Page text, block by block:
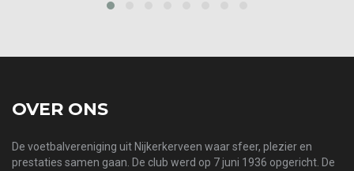
OVER ONS
De voetbalvereniging uit Nijkerkerveen waar sfeer, plezier en
prestaties samen gaan. De club werd op 7 juni 1936 opgericht. De